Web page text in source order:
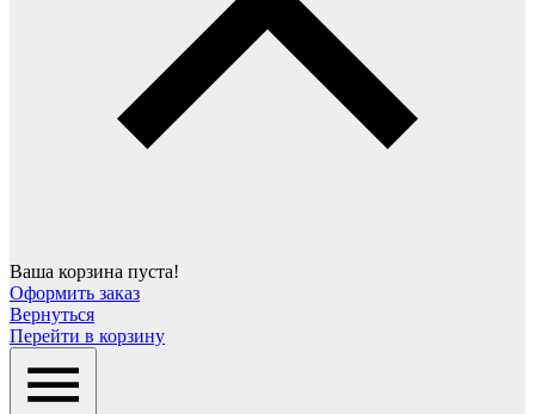
Ваша корзина пуста!
Оформить заказ
Вернуться
Перейти в корзину